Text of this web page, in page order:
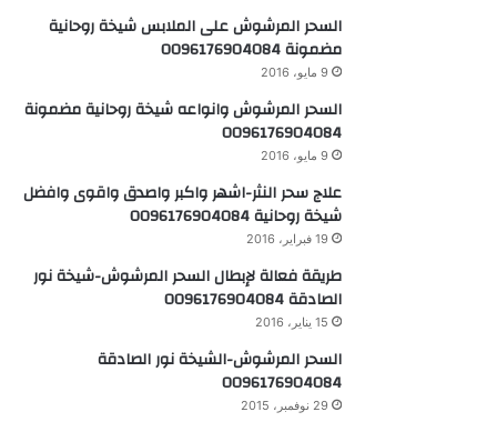
السحر المرشوش على الملابس شيخة روحانية
مضمونة 0096176904084
9 مايو، 2016
السحر المرشوش وانواعه شيخة روحانية مضمونة
0096176904084
9 مايو، 2016
علاج سحر النثر-اشهر واكبر واصدق واقوى وافضل
شيخة روحانية 0096176904084
19 فبراير، 2016
طريقة فعالة لإبطال السحر المرشوش-شيخة نور
الصادقة 0096176904084
15 يناير، 2016
السحر المرشوش-الشيخة نور الصادقة
0096176904084
29 نوفمبر، 2015